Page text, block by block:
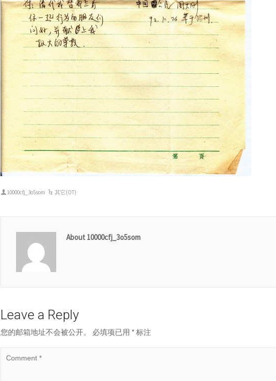
10000cfj_3o5som 其它(OT)
About 10000cfj_3o5som
Leave a Reply
您的邮箱地址不会被公开。 必填项已用 *标注